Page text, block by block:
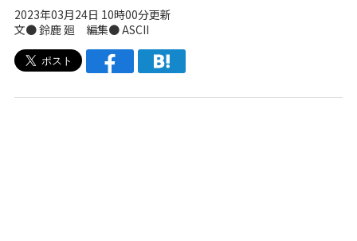
2023年03月24日 10時00分更新
文● 鈴鹿 廻 編集● ASCII